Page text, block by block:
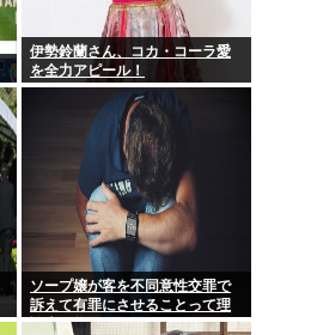
伊勢鈴蘭さん、コカ・コーラ愛
を全力アピール！
ソープ嬢が客を不同意性交罪で
訴えて有罪にさせることって理
論上可能？